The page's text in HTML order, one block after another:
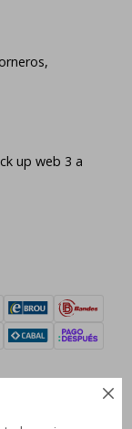

up web 3 a